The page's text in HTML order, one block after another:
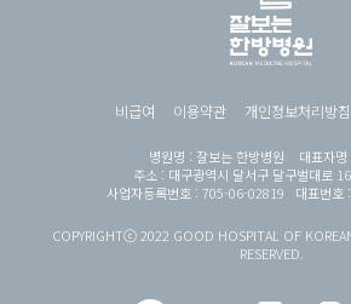
비급여 이용약관 개인정보처리방침
병원명 : 잘보는 한방병원 대표자명
주소 : 대구광역시 달서구 달구벌대로
사업자등록번호 : 705-06-02819 대표번호
COPYRIGHTⓒ 2022 GOOD HOSPITAL OF
RESERVED.